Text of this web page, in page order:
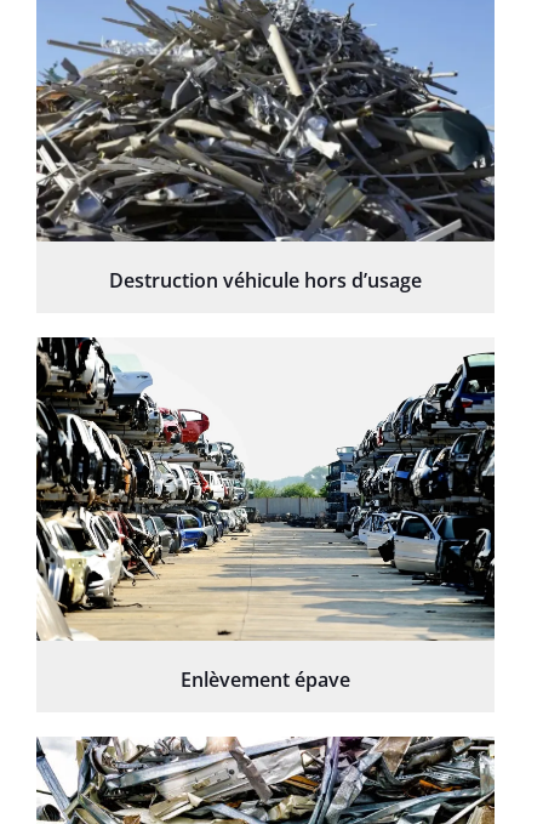
Destruction véhicule hors d’usage
Enlèvement épave